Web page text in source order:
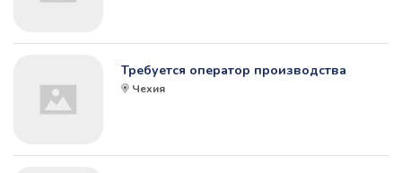
Требуется оператор производства
Чехия